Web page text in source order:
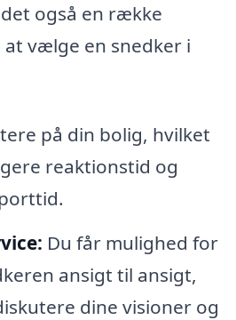
også en række
vælge en snedker i
på din bolig, hvilket
reaktionstid og
Du får mulighed for
ansigt til ansigt,
dine visioner og